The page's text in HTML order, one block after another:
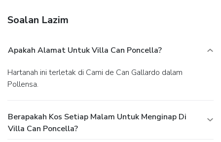
Soalan Lazim
Apakah Alamat Untuk Villa Can Poncella?
Hartanah ini terletak di Cami de Can Gallardo dalam
Pollensa.
Berapakah Kos Setiap Malam Untuk Menginap Di
Villa Can Poncella?